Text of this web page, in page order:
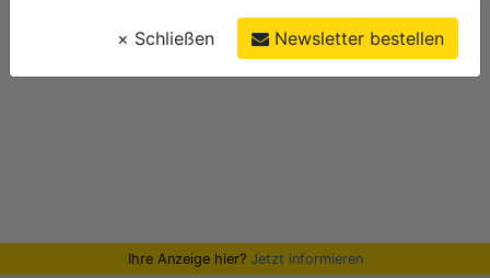
Ihre Anzeige hier? Jetzt informieren
× Schließen Newsletter bestellen